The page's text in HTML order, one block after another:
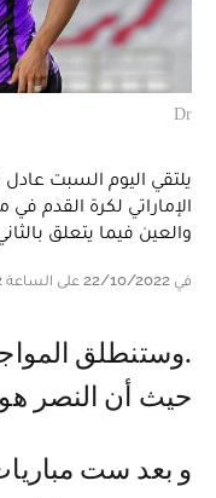
Dr
يلتقي اليوم السبت
الإماراتي لكرة القدم في
والعين فيما يتعلق
في 22/10/2022 على الساعة 10:32
.وستنطلق المواجهة على الساعة الخامسة
حيث أن النصر
و بعد ست